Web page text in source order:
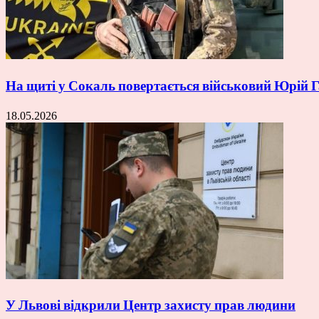
На щиті у Сокаль повертається військовий Юрій
18.05.2026
У Львові відкрили Центр захисту прав людини